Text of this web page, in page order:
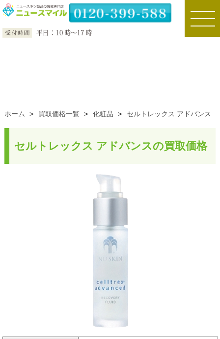
toggle
ホーム > 買取価格一覧 > 化粧品 > セルトレックス アドバンス
セルトレックス アドバンスの買取価格